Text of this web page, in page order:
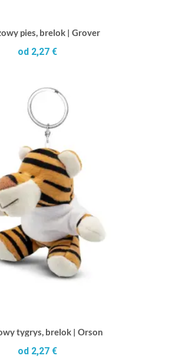
pies, brelok | Grover
od 2,27 €
tygrys, brelok | Orson
od 2,27 €